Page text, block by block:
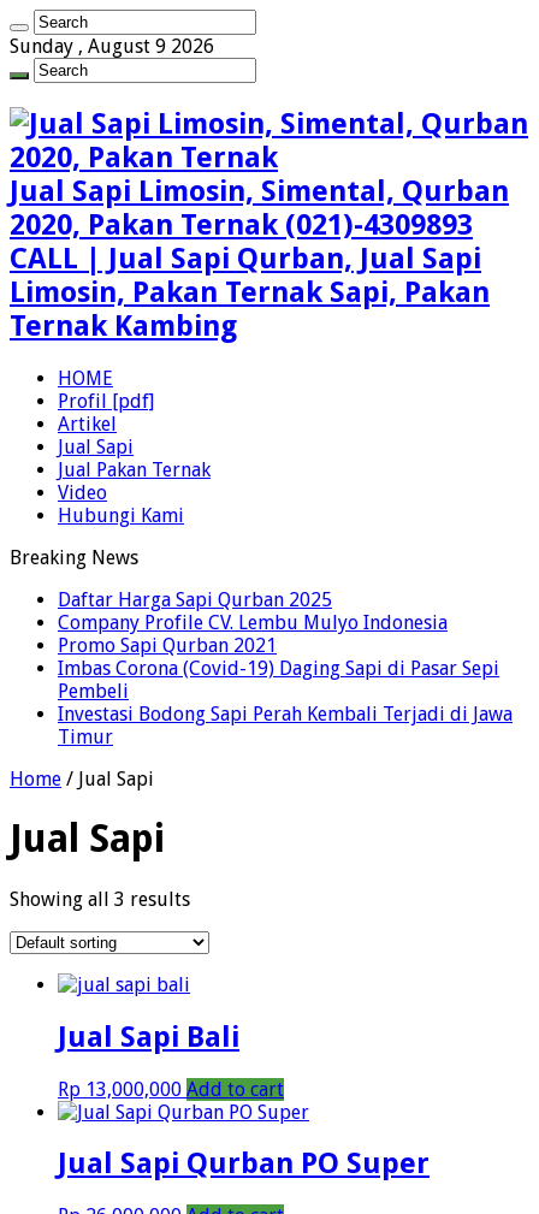
Sunday , August 9 2026
Jual Sapi Limosin, Simental, Qurban
2020, Pakan Ternak (021)-4309893
CALL | Jual Sapi Qurban, Jual Sapi
Limosin, Pakan Ternak Sapi, Pakan
Ternak Kambing
HOME
Profil [pdf]
Artikel
Jual Sapi
Jual Pakan Ternak
Video
Hubungi Kami
Breaking News
Daftar Harga Sapi Qurban 2025
Company Profile CV. Lembu Mulyo Indonesia
Promo Sapi Qurban 2021
Imbas Corona (Covid-19) Daging Sapi di Pasar Sepi
Pembeli
Investasi Bodong Sapi Perah Kembali Terjadi di Jawa
Timur
Home / Jual Sapi
Jual Sapi
Showing all 3 results
Jual Sapi Bali
Rp 13,000,000 Add to cart
Jual Sapi Qurban PO Super